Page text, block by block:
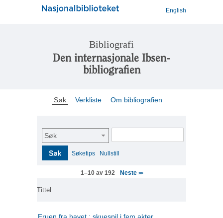
English
Bibliografi
Den internasjonale Ibsen-
bibliografien
Søk Verkliste Om bibliografien
Søk
Søk Søketips Nullstill
1–10 av 192 Neste >>
Tittel